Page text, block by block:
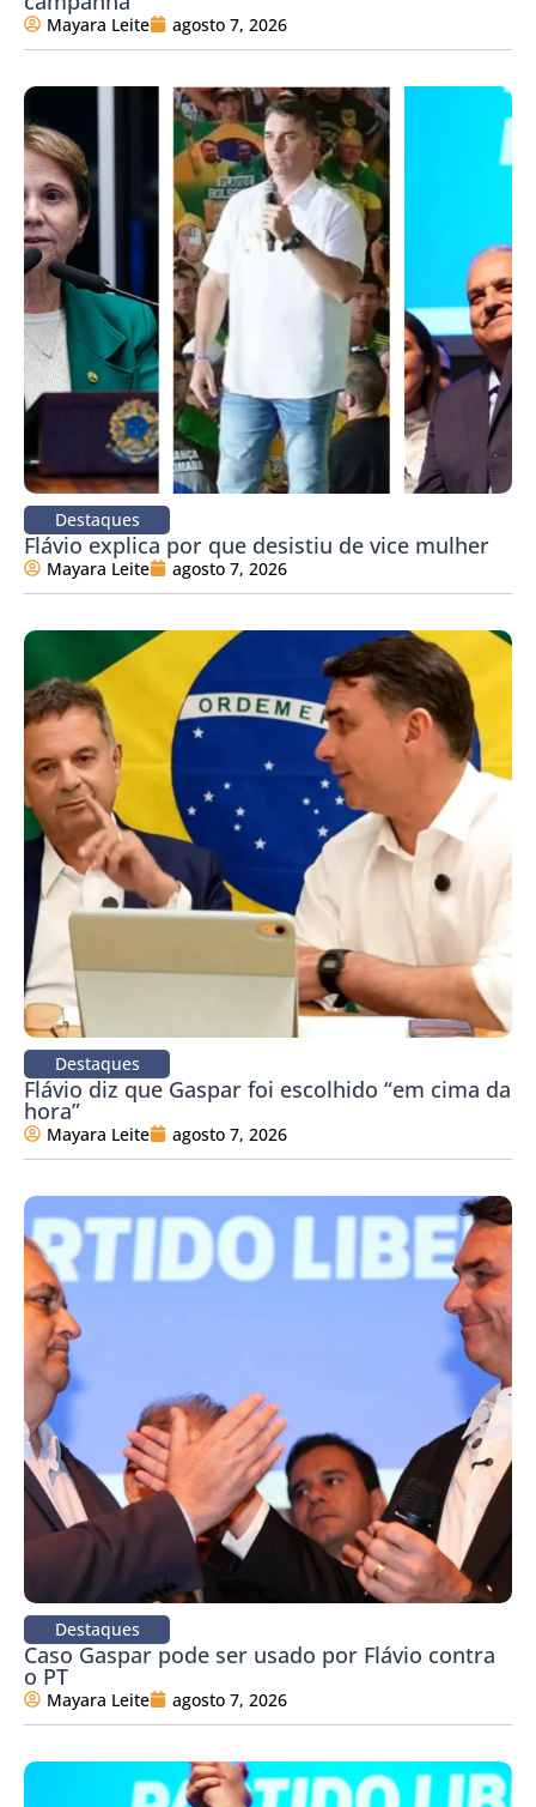
Mayara Leite agosto 7, 2026
Destaques
Flávio explica por que desistiu de vice mulher
Mayara Leite agosto 7, 2026
Destaques
Flávio diz que Gaspar foi escolhido “em cima da
hora”
Mayara Leite agosto 7, 2026
Destaques
Caso Gaspar pode ser usado por Flávio contra
o PT
Mayara Leite agosto 7, 2026